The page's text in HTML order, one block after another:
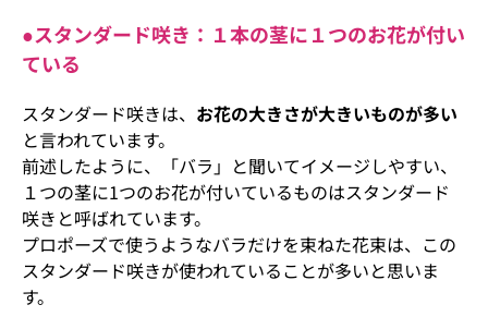
●スタンダード咲き：１本の茎に１つのお花が付い
ている
スタンダード咲きは、 お花の大きさが大きいものが多い
と言われています。
前述したように、「バラ」と聞いてイメージしやすい、
１つの茎に1つのお花が付いているものはスタンダード
咲きと呼ばれています。
プロポーズで使うようなバラだけを束ねた花束は、この
スタンダード咲きが使われていることが多いと思いま
す。